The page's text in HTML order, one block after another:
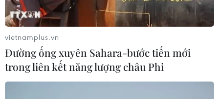
vietnamplus.vn
Đường ống xuyên Sahara-bước tiến mới
trong liên kết năng lượng châu Phi